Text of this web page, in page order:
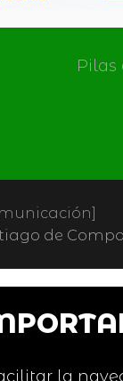
Pilas
de
la